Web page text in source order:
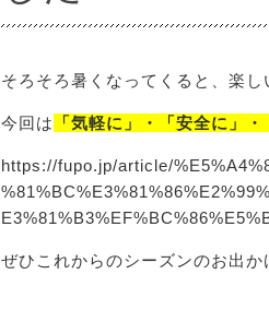
そろそろ暑くなってくると、楽し
今回は 「気軽に」・「安全に」・
https://fupo.jp/article/
ぜひこれからのシーズンのお出か